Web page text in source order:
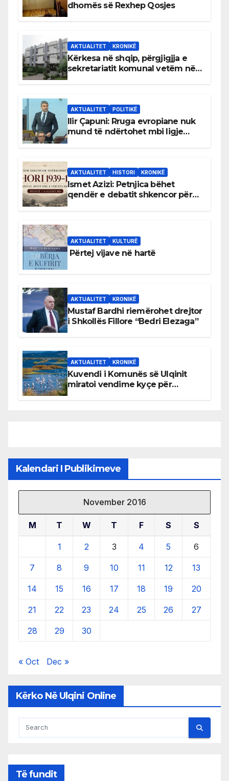
dhomës së Rexhep Qosjes
AKTUALITET KRONIKË
Kërkesa në shqip, përgjigjja e
sekretariatit komunal vetëm në
AKTUALITET POLITIKË
Ilir Çapuni: Rruga evropiane nuk
mund të ndërtohet mbi ligje
AKTUALITET HISTORI KRONIKË
Ismet Azizi: Petnjica bëhet
qendër e debatit shkencor për
AKTUALITET KULTURË
Përtej vijave në hartë
AKTUALITET KRONIKË
Mustaf Bardhi riemërohet drejtor
i Shkollës Fillore “Bedri Elezaga”
AKTUALITET KRONIKË
Kuvendi i Komunës së Ulqinit
miratoi vendime kyçe për
Kalendari I Publikimeve
November 2016
M T W T F S S
1 2 3 4 5 6
7 8 9 10 11 12 13
14 15 16 17 18 19 20
21 22 23 24 25 26 27
28 29 30
« Oct Dec »
Kërko Në Ulqini Online
Të fundit